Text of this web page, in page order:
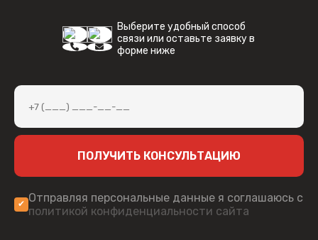
Выберите удобный способ
связи или оставьте заявку в
форме ниже
ПОЛУЧИТЬ КОНСУЛЬТАЦИЮ
Отправляя персональные данные я соглашаюсь с
политикой конфиденциальности сайта